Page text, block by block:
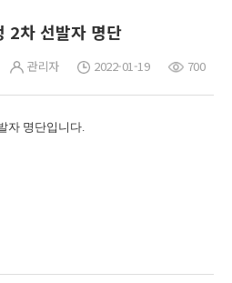
2차 선발자 명단
관리자 2022-01-19 700
자 명단입니다.